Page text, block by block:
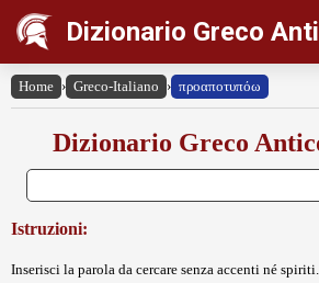
Dizionario Greco
Home › Greco-Italiano › προαποτυπόω
Dizionario Greco
Istruzioni:
Inserisci la parola da cercare senza accenti né